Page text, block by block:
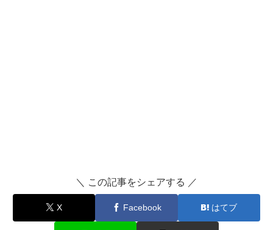
＼ この記事をシェアする ／
X Facebook はてブ